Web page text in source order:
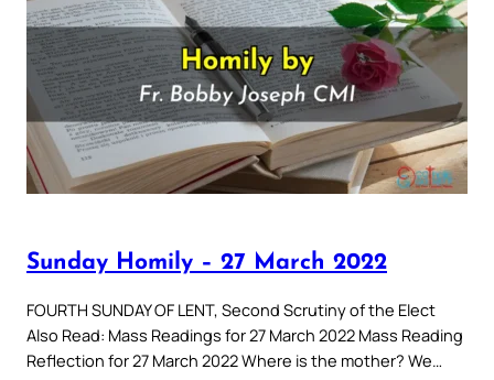
Sunday Homily – 27 March 2022
FOURTH SUNDAY OF LENT, Second Scrutiny of the Elect
Also Read: Mass Readings for 27 March 2022 Mass Reading
Reflection for 27 March 2022 Where is the mother? We…